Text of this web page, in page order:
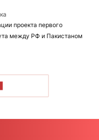
проекта первого
между РФ и Пакистаном